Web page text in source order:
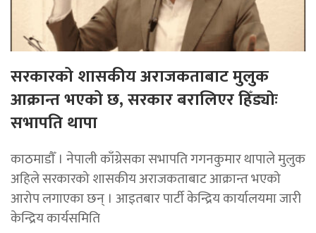
सरकारको शासकीय अराजकताबाट मुलुक
आक्रान्त भएको छ, सरकार बरालिएर हिँड्याेः
सभापति थापा
काठमाडाैँ । नेपाली काँग्रेसका सभापति गगनकुमार थापाले मुलुक
अहिले सरकारको शासकीय अराजकताबाट आक्रान्त भएको
आरोप लगाएका छन् । आइतबार पार्टी केन्द्रिय कार्यालयमा जारी
केन्द्रिय कार्यसमिति